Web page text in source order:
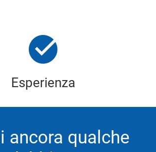
Esperienza
ancora qualche